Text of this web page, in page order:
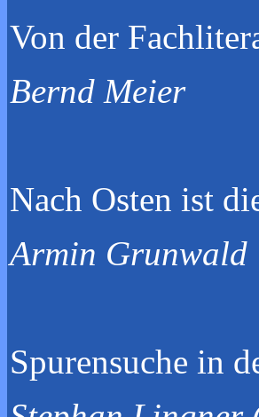
Von der
Bernd Meier
Nach Osten
Armin Grunwald